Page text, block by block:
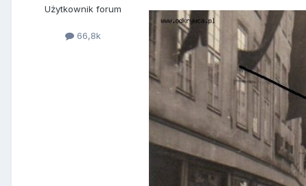
Użytkownik forum
66,8k